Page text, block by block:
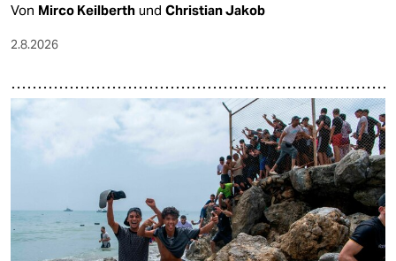
Von Mirco Keilberth und Christian Jakob
2.8.2026